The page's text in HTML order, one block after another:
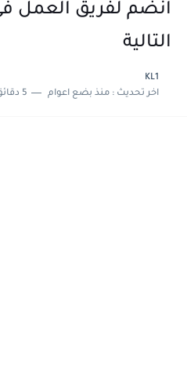
انضم لفريق العمل
التالية
KL1
اخر تحديث :منذ بضع اعوام 5 دقائق للقراءة